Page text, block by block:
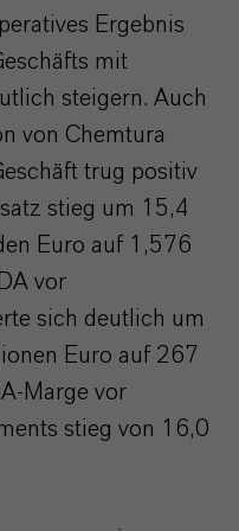
Ergebnis
mit
steigern. Auch
von Chemtura
trug positiv
stieg um 15,4
Euro auf 1,576
vor
sich deutlich um
Euro auf 267
Marge vor
stieg von 16,0